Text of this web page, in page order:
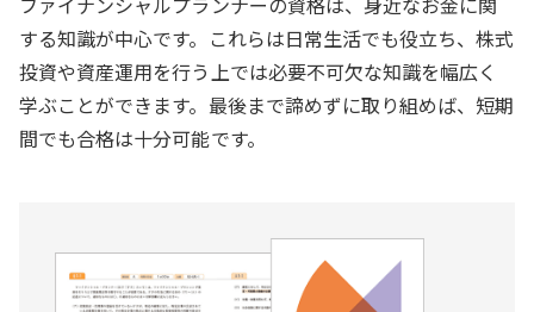
する知識が中心です。これらは日常生活でも役立ち、株式
投資や資産運用を行う上では必要不可欠な知識を幅広く
学ぶことができます。最後まで諦めずに取り組めば、短期
間でも合格は十分可能です。